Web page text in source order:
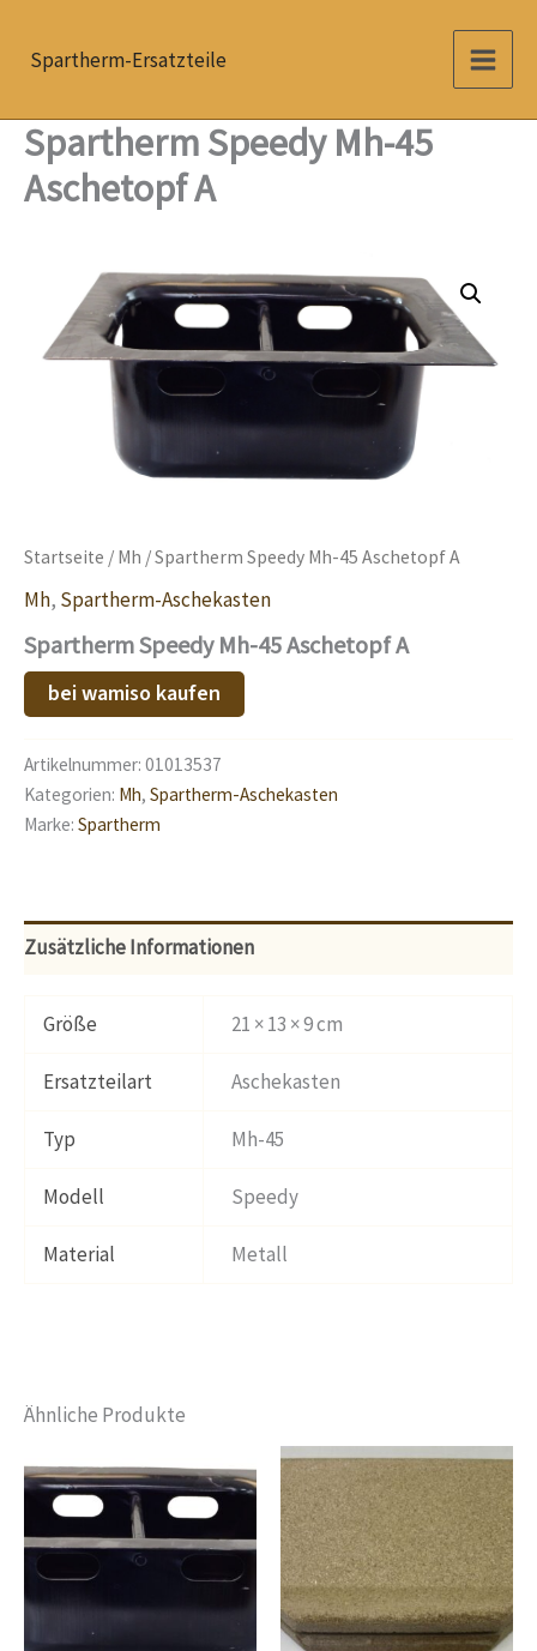
InhaltSpartherm-Ersatzteile
Spartherm Speedy Mh-45
Aschetopf A
Startseite / Mh / Spartherm Speedy Mh-45 Aschetopf A
Mh, Spartherm-Aschekasten
Spartherm Speedy Mh-45 Aschetopf A
bei wamiso kaufen
Artikelnummer: 01013537
Kategorien: Mh, Spartherm-Aschekasten
Marke: Spartherm
Zusätzliche Informationen
Größe 21 × 13 × 9 cm
Ersatzteilart Aschekasten
Typ Mh-45
Modell Speedy
Material Metall
Ähnliche Produkte